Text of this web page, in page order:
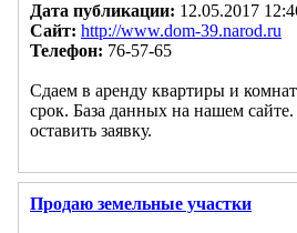
Дата публикации: 12.05.2017
Сайт: http://www.dom-39.narod.ru
Телефон: 76-57-65
Сдаем в аренду квартиры и
срок. База данных на нашем
оставить заявку.
Продаю земельные участки